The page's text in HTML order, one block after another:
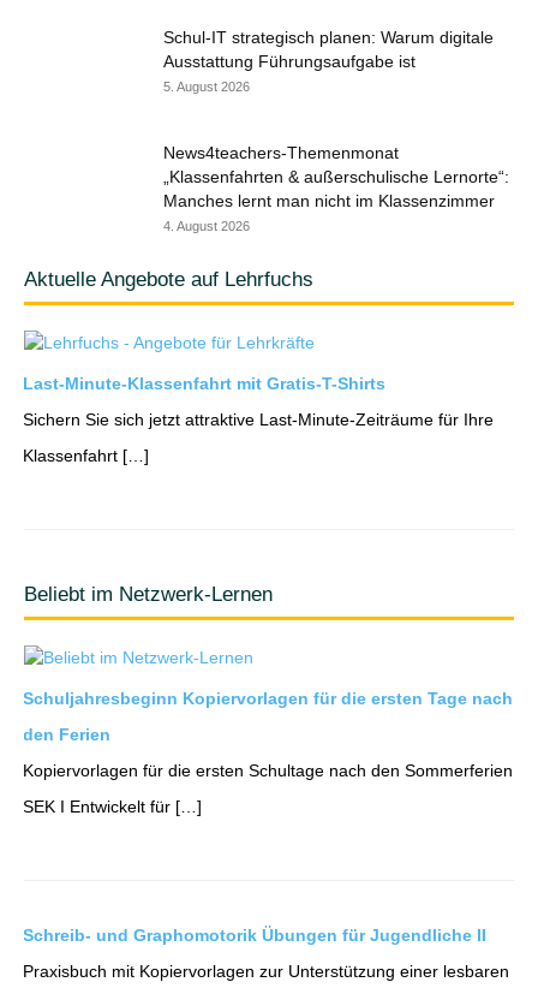
Schul-IT strategisch planen: Warum digitale
Ausstattung Führungsaufgabe ist
5. August 2026
News4teachers-Themenmonat
„Klassenfahrten & außerschulische Lernorte“:
Manches lernt man nicht im Klassenzimmer
4. August 2026
Aktuelle Angebote auf Lehrfuchs
Last-Minute-Klassenfahrt mit Gratis-T-Shirts
Sichern Sie sich jetzt attraktive Last-Minute-Zeiträume für Ihre
Klassenfahrt […]
Beliebt im Netzwerk-Lernen
Schuljahresbeginn Kopiervorlagen für die ersten Tage nach
den Ferien
Kopiervorlagen für die ersten Schultage nach den Sommerferien
SEK I Entwickelt für […]
Schreib- und Graphomotorik Übungen für Jugendliche II
Praxisbuch mit Kopiervorlagen zur Unterstützung einer lesbaren